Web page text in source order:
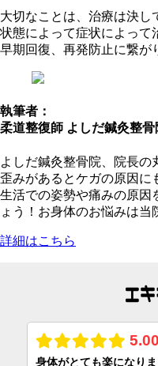
大切なことは、治療は決し
状態によって症状によって
早期回復、再発防止に繋が
執筆者：
柔道整復師 よしだ鍼灸整
よしだ鍼灸整骨院、院長の
歪みがあるとケガの原因に
生活での姿勢や痛みの原因
ょう！お身体のお悩みは当
詳細はこちら